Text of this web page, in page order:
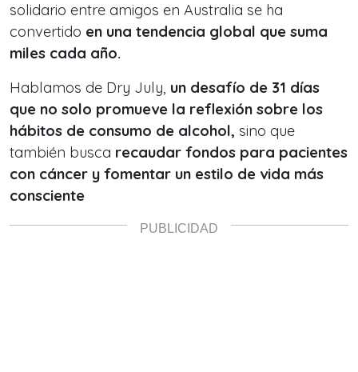
solidario entre amigos en Australia se ha
convertido en una tendencia global que suma
miles cada año.
Hablamos de Dry July, un desafío de 31 días
que no solo promueve la reflexión sobre los
hábitos de consumo de alcohol, sino que
también busca recaudar fondos para pacientes
con cáncer y fomentar un estilo de vida más
consciente